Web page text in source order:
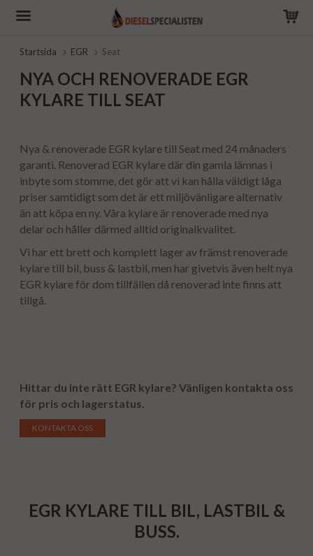
Startsida EGR Seat
NYA OCH RENOVERADE EGR
KYLARE TILL SEAT
Nya & renoverade EGR kylare till Seat med 24 månaders
garanti. Renoverad EGR kylare där din gamla lämnas i
inbyte som stomme, det gör att vi kan hålla väldigt låga
priser samtidigt som det är ett miljövänligare alternativ
än att köpa en ny. Våra kylare är renoverade med nya
delar och håller därmed alltid originalkvalitet.
Vi har ett brett och komplett lager av främst renoverade
kylare till bil, buss & lastbil, men har givetvis även helt nya
EGR kylare för dom tillfällen då renoverad inte finns att
tillgå.
Hittar du inte rätt EGR kylare? Vänligen kontakta oss
för pris och lagerstatus.
KONTAKTA OSS
EGR KYLARE TILL BIL, LASTBIL &
BUSS.